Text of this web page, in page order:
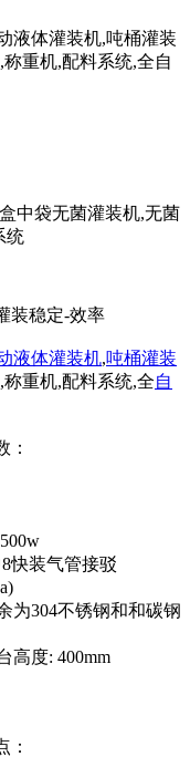
液体灌装机,吨桶灌装
重机,配料系统,全自
装稳定-效率
液体灌装机,吨桶灌装
重机,配料系统,全自
：
快装气管接驳
为304不锈钢和和碳钢
高度: 400mm
：